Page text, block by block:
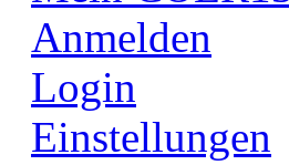
Anmelden
Login
Einstellungen